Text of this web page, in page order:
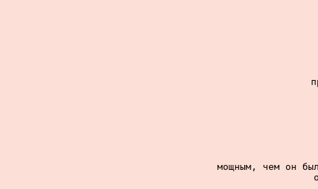
мощным, чем он